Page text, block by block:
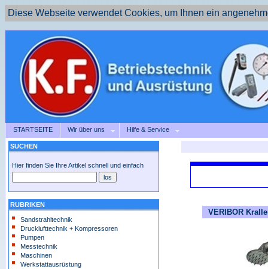
Diese Webseite verwendet Cookies, um Ihnen ein
STARTSEITE Wir über uns Hilfe & Service
SUCHEN
Hier finden Sie Ihre Artikel schnell und einfach
RUBRIKEN
Sandstrahltechnik
Drucklufttechnik + Kompressoren
Pumpen
Messtechnik
Maschinen
Werkstattausrüstung
VERIBOR